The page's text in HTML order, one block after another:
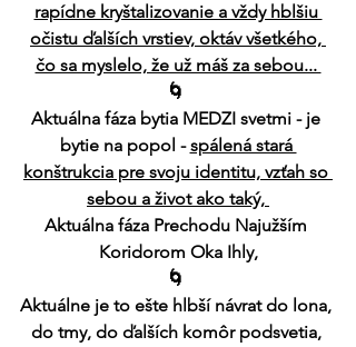
rapídne kryštalizovanie a vždy hblšiu
očistu ďalších vrstiev, oktáv všetkého,
čo sa myslelo, že už máš za sebou...
🌀
Aktuálna fáza bytia MEDZI svetmi - je
bytie na popol - spálená stará
konštrukcia pre svoju identitu, vzťah so
sebou a život ako taký,
Aktuálna fáza Prechodu Najužším
Koridorom Oka Ihly,
🌀
Aktuálne je to ešte hlbší návrat do lona,
do tmy, do ďalších komôr podsvetia,